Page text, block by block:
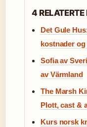
4 RELATERTE
Det Gule
kostnader
Sofia av
av Värmland
The Marsh
Plott, cast &
Kurs norsk